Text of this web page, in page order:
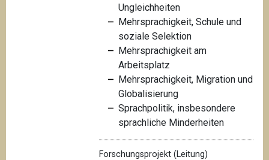
Ungleichheiten
Mehrsprachigkeit, Schule und
soziale Selektion
Mehrsprachigkeit am
Arbeitsplatz
Mehrsprachigkeit, Migration und
Globalisierung
Sprachpolitik, insbesondere
sprachliche Minderheiten
Forschungsprojekt (Leitung)